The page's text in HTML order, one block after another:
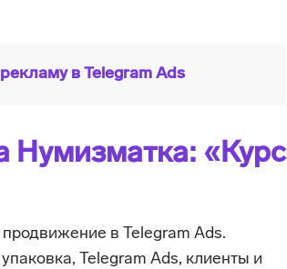
в Telegram Ads
Нумизматка: «Курс
в Telegram Ads.
Telegram Ads, клиенты и